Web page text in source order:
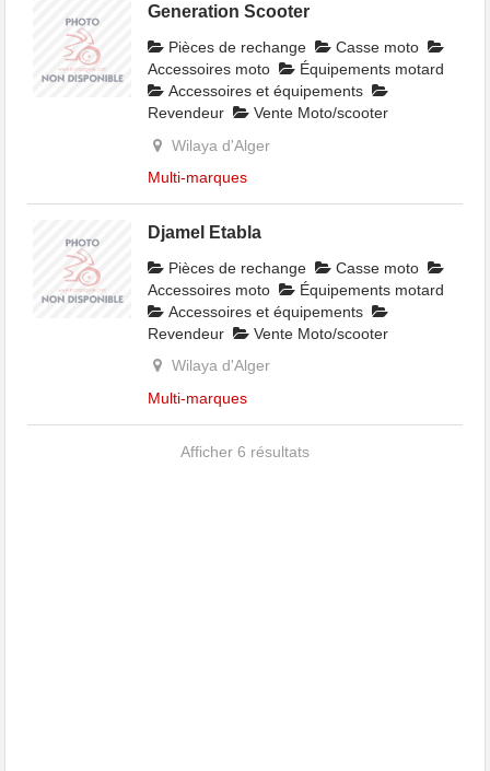
Generation Scooter
Pièces de rechange
Casse moto
Accessoires moto
Équipements motard
Accessoires et équipements
Revendeur
Vente Moto/scooter
Wilaya d'Alger
Multi-marques
Djamel Etabla
Pièces de rechange
Casse moto
Accessoires moto
Équipements motard
Accessoires et équipements
Revendeur
Vente Moto/scooter
Wilaya d'Alger
Multi-marques
Afficher 6 résultats